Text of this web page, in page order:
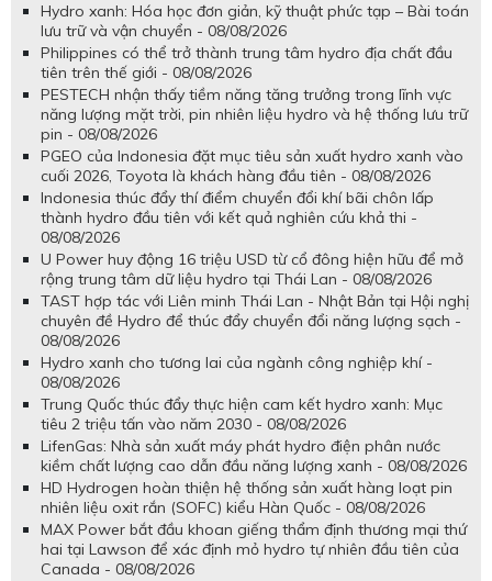
Hydro xanh: Hóa học đơn giản, kỹ thuật phức tạp – Bài toán
lưu trữ và vận chuyển - 08/08/2026
Philippines có thể trở thành trung tâm hydro địa chất đầu
tiên trên thế giới - 08/08/2026
PESTECH nhận thấy tiềm năng tăng trưởng trong lĩnh vực
năng lượng mặt trời, pin nhiên liệu hydro và hệ thống lưu trữ
pin - 08/08/2026
PGEO của Indonesia đặt mục tiêu sản xuất hydro xanh vào
cuối 2026, Toyota là khách hàng đầu tiên - 08/08/2026
Indonesia thúc đẩy thí điểm chuyển đổi khí bãi chôn lấp
thành hydro đầu tiên với kết quả nghiên cứu khả thi -
08/08/2026
U Power huy động 16 triệu USD từ cổ đông hiện hữu để mở
rộng trung tâm dữ liệu hydro tại Thái Lan - 08/08/2026
TAST hợp tác với Liên minh Thái Lan - Nhật Bản tại Hội nghị
chuyên đề Hydro để thúc đẩy chuyển đổi năng lượng sạch -
08/08/2026
Hydro xanh cho tương lai của ngành công nghiệp khí -
08/08/2026
Trung Quốc thúc đẩy thực hiện cam kết hydro xanh: Mục
tiêu 2 triệu tấn vào năm 2030 - 08/08/2026
LifenGas: Nhà sản xuất máy phát hydro điện phân nước
kiềm chất lượng cao dẫn đầu năng lượng xanh - 08/08/2026
HD Hydrogen hoàn thiện hệ thống sản xuất hàng loạt pin
nhiên liệu oxit rắn (SOFC) kiểu Hàn Quốc - 08/08/2026
MAX Power bắt đầu khoan giếng thẩm định thương mại thứ
hai tại Lawson để xác định mỏ hydro tự nhiên đầu tiên của
Canada - 08/08/2026